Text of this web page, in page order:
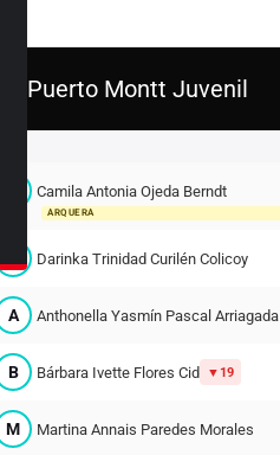
D. Puerto Montt Juvenil
Camila Antonia Ojeda Berndt
ARQUERA
Darinka Trinidad Curilén Colicoy
A Anthonella Yasmín Pascal Arriagada
B Bárbara Ivette Flores Cid 19
M Martina Annais Paredes Morales